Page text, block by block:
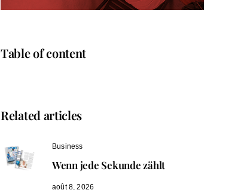
Table of content
Related articles
Business
Wenn jede Sekunde zählt
août 8, 2026